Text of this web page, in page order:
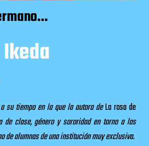
su tiempo en la que la autora deLa rosa de
de clase, género y sororidad en torno a las
de alumnas de una institución muy exclusiva.